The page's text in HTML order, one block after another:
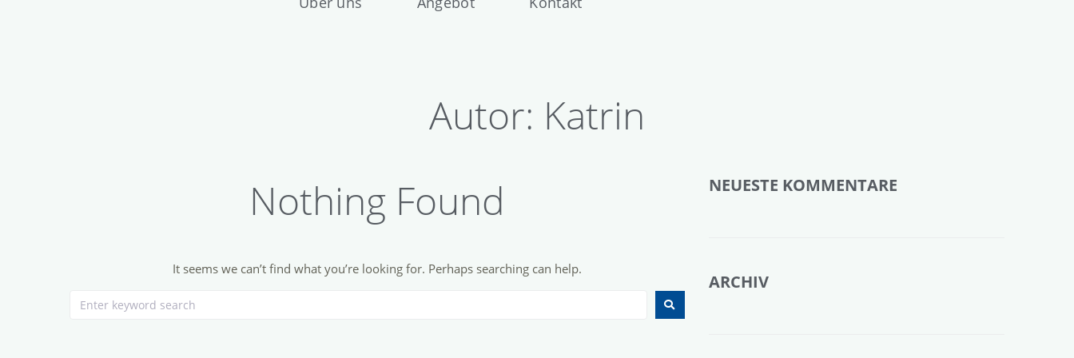
Autor: Katrin
Nothing Found
It seems we can’t find what you’re looking for. Perhaps searching can help.
NEUESTE KOMMENTARE
ARCHIV